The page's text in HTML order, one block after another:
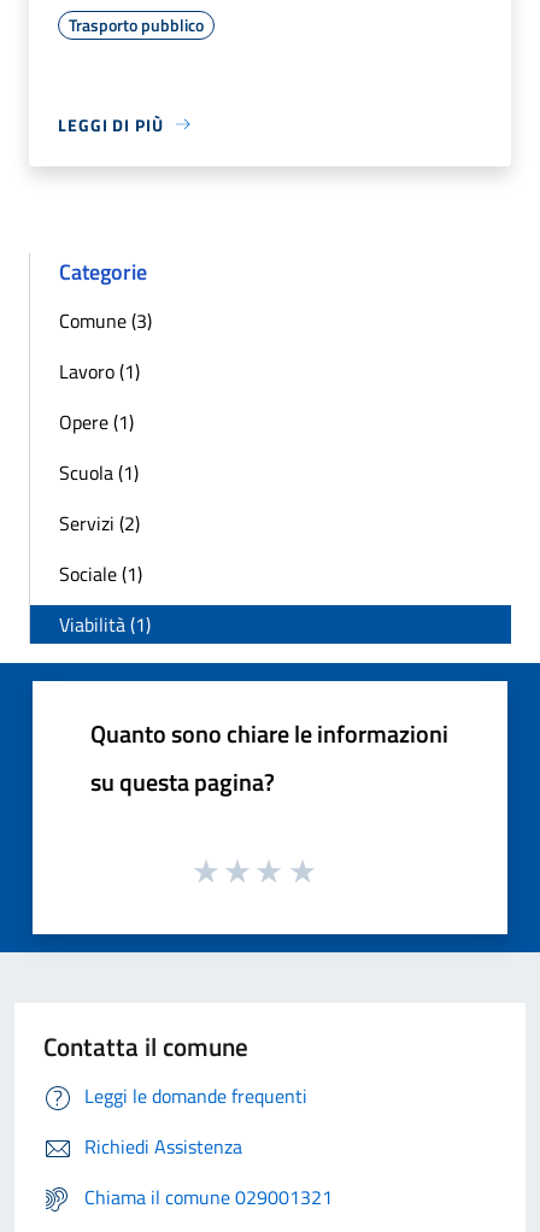
Trasporto pubblico
LEGGI DI PIÙ
Categorie
Comune (3)
Lavoro (1)
Opere (1)
Scuola (1)
Servizi (2)
Sociale (1)
Viabilità (1)
Quanto sono chiare le informazioni
su questa pagina?
Contatta il comune
Leggi le domande frequenti
Richiedi Assistenza
Chiama il comune 029001321